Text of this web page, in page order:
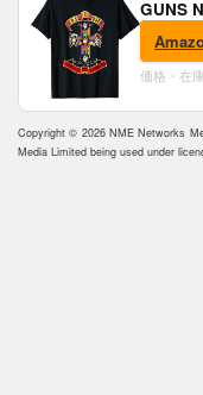
GUNS
価格・在
Copyright © 2026 NME Networks
Media Limited being used under